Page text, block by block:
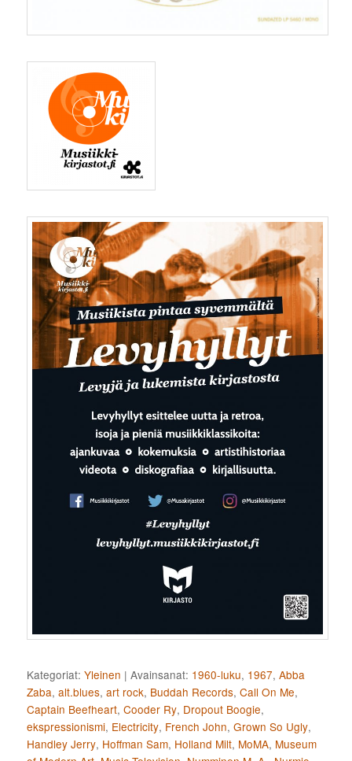
Kategoriat: Yleinen |Avainsanat: 1960-luku, 1967,Abba
Zaba,alt.blues,art rock, Buddah Records,Call On Me,
Captain Beefheart,Cooder Ry, Dropout Boogie,
ekspressionismi, Electricity, French John,Grown So Ugly,
Handley Jerry, Hoffman Sam, Holland Milt, MoMA, Museum